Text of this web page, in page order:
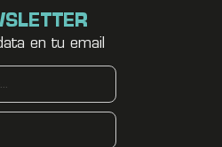
en tu email